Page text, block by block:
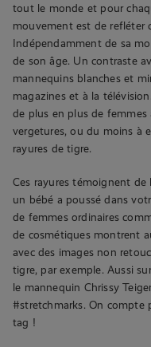
tout le monde et pour
mouvement est de refléter
Indépendamment de sa
de son âge. Un contraste
mannequins blanches et
magazines et à la
de plus en plus de femmes
vergetures, ou du moins à
rayures de tigre.
Ces rayures témoignent de
un bébé a poussé dans
de femmes ordinaires
de cosmétiques montrent
avec des images non
tigre, par exemple. Aussi
le mannequin Chrissy
#stretchmarks. On compte
tag !